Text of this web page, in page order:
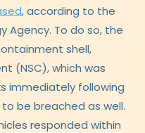
, according to the
Agency. To do so, the
shell,
(NSC), which was
immediately following
be breached as well.
responded within